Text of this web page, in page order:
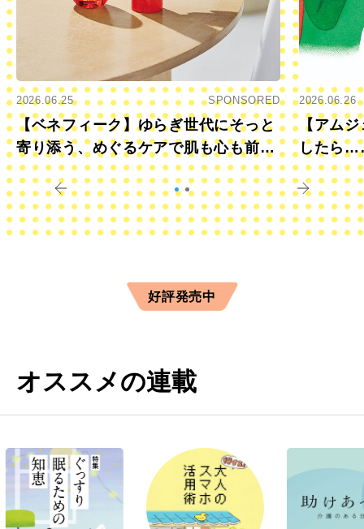
2026.06.25 SPONSORED
【ベネフィーク】ゆらぎ世代にそっと
寄り添う、めぐるケアで肌も心も前向
きに
2026.06.26
【アムジ
したら
すか？
好評発売中
オススメの連載